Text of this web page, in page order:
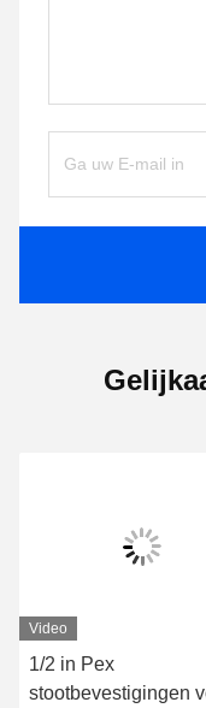
Video
1/2 in Pex
stootbevestigingen